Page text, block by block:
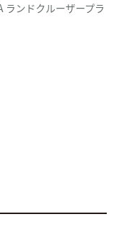
ランドクルーザープラ